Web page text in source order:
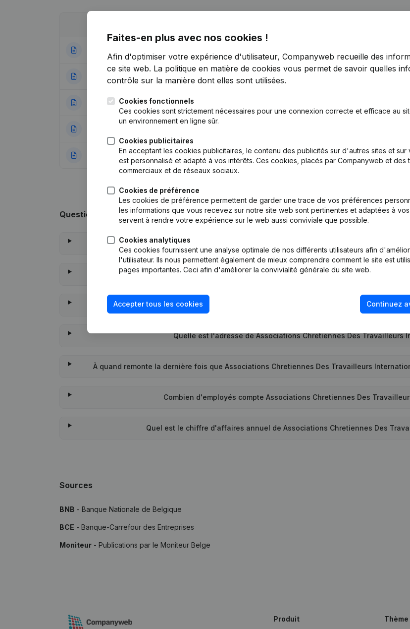
25-01-2023 Demissions, Nominations - Statuts (Traduction, Coordination, Autres
28-04-2017 Demissions, Nominations
19-07-2013 Demissions, Nominations
Questions fréquemment posées
Quel est le numéro d'entreprise de Associations Chretiennes Des
Quel est l'identifiant PEPPOL de Associations Chretiennes Des
Quand la société Associations Chretiennes Des Travailleurs
Quelle est l'adresse de Associations Chretiennes Des Travailleurs
À quand remonte la dernière fois que Associations Chretiennes Des Travailleurs
Combien d'employés compte Associations Chretiennes Des
Quel est le chiffre d'affaires annuel de Associations Chretiennes Des
Sources
BNB - Banque Nationale de Belgique
BCE - Banque-Carrefour des Entreprises
Moniteur - Publications par le Moniteur Belge
Faites-en plus avec nos cookies !
Afin d'optimiser votre expérience d'utilisateur, Companyweb recueille des
ce site web. La politique en matière de cookies vous permet de savoir quelles
contrôle sur la manière dont elles sont utilisées.
Cookies fonctionnels
Ces cookies sont strictement nécessaires pour une connexion correcte et efficace au
un environnement en ligne sûr.
Cookies publicitaires
En acceptant les cookies publicitaires, le contenu des publicités sur d'autres sites et sur
est personnalisé et adapté à vos intérêts. Ces cookies, placés par Companyweb et des
commerciaux et de réseaux sociaux.
Cookies de préférence
Les cookies de préférence permettent de garder une trace de vos préférences
les informations que vous recevez sur notre site web sont pertinentes et adaptées à
servent à rendre votre expérience sur le web aussi conviviale que possible.
Cookies analytiques
Ces cookies fournissent une analyse optimale de nos différents utilisateurs afin
l'utilisateur. Ils nous permettent également de mieux comprendre comment le site est
pages importantes. Ceci afin d'améliorer la convivialité générale du site web.
Accepter tous les cookies Continuez
Produit Thème